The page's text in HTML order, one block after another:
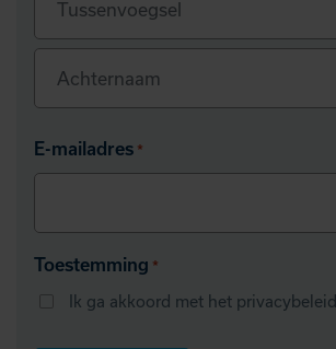
Tussenvoegsel
E-mailadres *
Toestemming *
Ik ga akkoord met het privacybeleid.